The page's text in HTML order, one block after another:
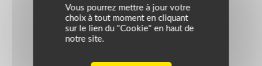
Vous pourrez mettre à jour votre
choix à tout moment en cliquant
sur le lien du "Cookie" en haut de
notre site.